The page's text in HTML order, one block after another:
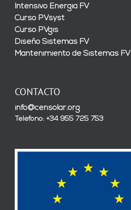
Intensivo Energía FV
Curso PVsyst
Curso PVgis
Diseño Sistemas FV
Mantenimiento de Sistemas FV
CONTACTO
info@censolar.org
Teléfono: +34 955 725 753